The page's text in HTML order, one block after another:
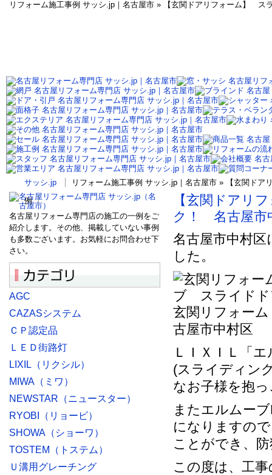
リフォーム施工事例 サッシ.jp｜名古屋市 » 【玄関ドアリフォーム】
サッシ.jp
リフォーム施工事例 サッシ.jp｜名古屋市 » 【玄関ド
例
【玄関ドアリ
ク！ 名古屋市
名古屋市中村
した。
玄関リフォー
古屋市中村区
ＬＩＸＩＬ「
(スライディン
なお子様を抱
またエルムー
になりますの
ことができ、
この度は、工
名古屋リフォーム専門店の施工の一例をご
紹介します。その他、掲載していない事例
も多数ございます。お気軽にお問合わせ下
さい。
AGC
CAZASシステム
ＣＰ認定品
ＬＥＤ街路灯
LIXIL（リクシル）
MIWA（ミワ）
NEWSTAR（ニュースター）
RYOBI（リョービ）
SHOWA（ショーワ）
TOSTEM（トステム）
Ｕ溝用グレーチング